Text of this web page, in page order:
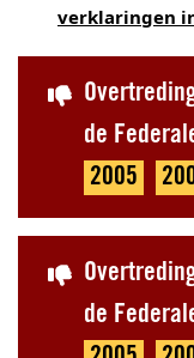
verklaringen
de
2005
de